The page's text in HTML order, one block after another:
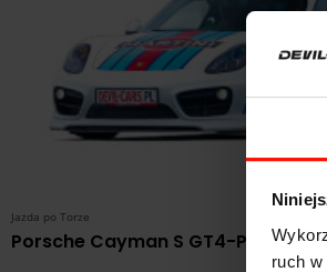
ruch
Jazda po Torze
Porsche Cayman S GT4-Pack